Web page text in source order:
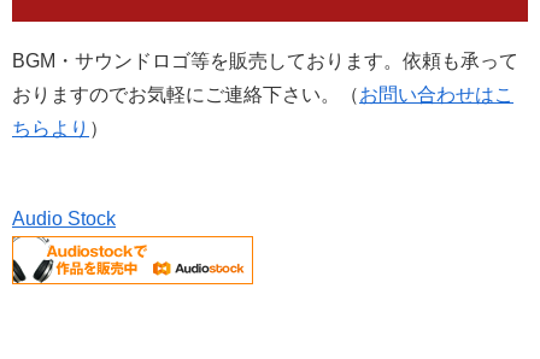
BGM・サウンドロゴ等を販売しております。依頼も承って
おりますのでお気軽にご連絡下さい。（お問い合わせはこ
ちらより ）
Audio Stock